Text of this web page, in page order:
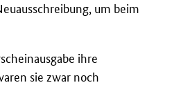
um beim
ihre
sie zwar noch